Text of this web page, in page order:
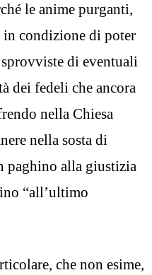
le anime purganti,
in condizione di poter
di eventuali
dei fedeli che ancora
nella Chiesa
nella sosta di
paghino alla giustizia
“all’ultimo
che non esime,